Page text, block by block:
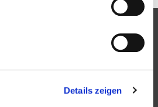
Details zeigen